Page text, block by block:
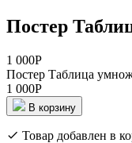
Постер
1 000Р
Постер Таблица
1 000Р
В корзину
Товар добавлен в